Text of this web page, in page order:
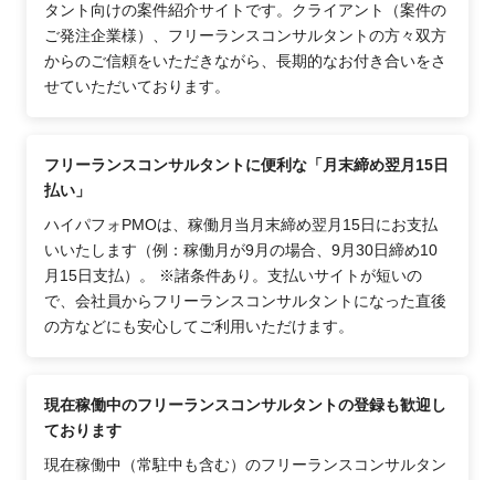
タント向けの案件紹介サイトです。クライアント（案件の
ご発注企業様）、フリーランスコンサルタントの方々双方
からのご信頼をいただきながら、長期的なお付き合いをさ
せていただいております。
フリーランスコンサルタントに便利な「月末締め翌月15日
払い」
ハイパフォPMOは、稼働月当月末締め翌月15日にお支払
いいたします（例：稼働月が9月の場合、9月30日締め10
月15日支払）。 ※諸条件あり。支払いサイトが短いの
で、会社員からフリーランスコンサルタントになった直後
の方などにも安心してご利用いただけます。
現在稼働中のフリーランスコンサルタントの登録も歓迎し
ております
現在稼働中（常駐中も含む）のフリーランスコンサルタン